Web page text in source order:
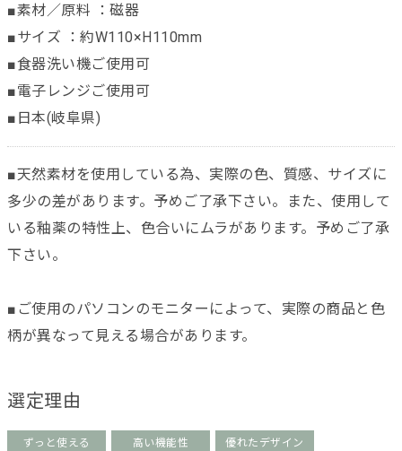
■素材／原料 ：磁器
■サイズ ：約W110×H110mm
■食器洗い機ご使用可
■電子レンジご使用可
■日本(岐阜県)
■天然素材を使用している為、実際の色、質感、サイズに
多少の差があります。予めご了承下さい。また、使用して
いる釉薬の特性上、色合いにムラがあります。予めご了承
下さい。
■ご使用のパソコンのモニターによって、実際の商品と色
柄が異なって見える場合があります。
選定理由
ずっと使える 高い機能性 優れたデザイン